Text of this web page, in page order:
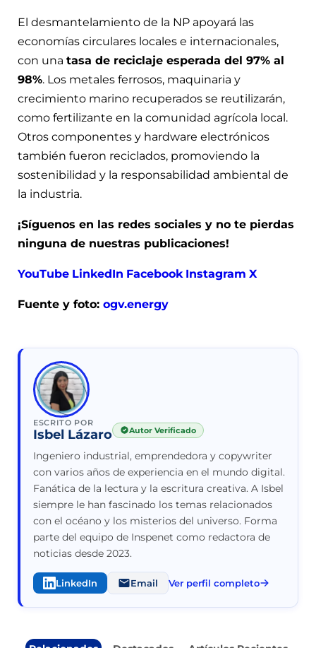
El desmantelamiento de la NP apoyará las
economías circulares locales e internacionales,
con una tasa de reciclaje esperada del 97% al
98%. Los metales ferrosos, maquinaria y
crecimiento marino recuperados se reutilizarán,
como fertilizante en la comunidad agrícola local.
Otros componentes y hardware electrónicos
también fueron reciclados, promoviendo la
sostenibilidad y la responsabilidad ambiental de
la industria.
¡Síguenos en las redes sociales y no te pierdas
ninguna de nuestras publicaciones!
YouTube LinkedIn Facebook Instagram X
Fuente y foto: ogv.energy
ESCRITO POR
Isbel Lázaro Autor Verificado
Ingeniero industrial, emprendedora y copywriter
con varios años de experiencia en el mundo digital.
Fanática de la lectura y la escritura creativa. A Isbel
siempre le han fascinado los temas relacionados
con el océano y los misterios del universo. Forma
parte del equipo de Inspenet como redactora de
noticias desde 2023.
LinkedIn Email Ver perfil completo